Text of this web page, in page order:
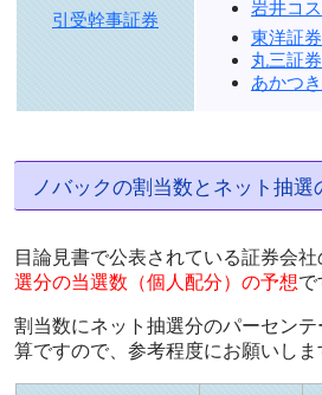
引受幹事証券
岩井コ
東洋証券
丸三証券
あかつ
ノバックの割当数とネット抽選
目論見書で公表されている証券会社
選分の当選数（個人配分）の予想で
割当数にネット抽選分のパーセン
算ですので、参考程度にお願いしま